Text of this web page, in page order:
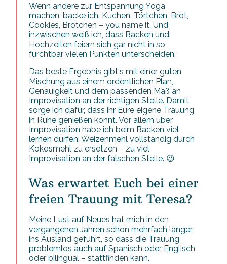
Wenn andere zur Entspannung Yoga
machen, backe ich. Kuchen, Törtchen, Brot,
Cookies, Brötchen – you name it. Und
inzwischen weiß ich, dass Backen und
Hochzeiten feiern sich gar nicht in so
furchtbar vielen Punkten unterscheiden:
Das beste Ergebnis gibt‘s mit einer guten
Mischung aus einem ordentlichen Plan,
Genauigkeit und dem passenden Maß an
Improvisation an der richtigen Stelle. Damit
sorge ich dafür, dass ihr Eure eigene Trauung
in Ruhe genießen könnt. Vor allem über
Improvisation habe ich beim Backen viel
lernen dürfen: Weizenmehl vollständig durch
Kokosmehl zu ersetzen – zu viel
Improvisation an der falschen Stelle. 😉
Was erwartet Euch bei einer
freien Trauung mit Teresa?
Meine Lust auf Neues hat mich in den
vergangenen Jahren schon mehrfach länger
ins Ausland geführt, so dass die Trauung
problemlos auch auf Spanisch oder Englisch
oder bilingual – stattfinden kann.